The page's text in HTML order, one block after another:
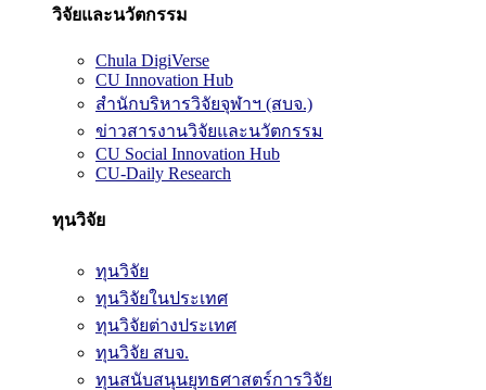
วิจัยและนวัตกรรม
Chula DigiVerse
CU Innovation Hub
สำนักบริหารวิจัยจุฬาฯ (สบจ.)
ข่าวสารงานวิจัยและนวัตกรรม
CU Social Innovation Hub
CU-Daily Research
ทุนวิจัย
ทุนวิจัย
ทุนวิจัยในประเทศ
ทุนวิจัยต่างประเทศ
ทุนวิจัย สบจ.
ทุนสนับสนุนยุทธศาสตร์การวิจัย